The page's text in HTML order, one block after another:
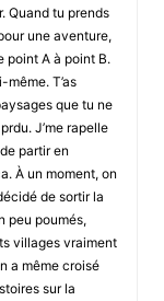
Quand tu prends
une aventure,
point A à point B.
T’as
que tu ne
J’me rapelle
partir en
À un moment, on
de sortir la
peu poumés,
villages vraiment
a même croisé
sur la